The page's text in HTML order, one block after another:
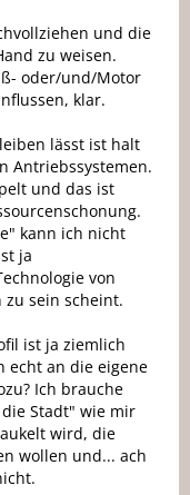
und die
zu weisen.
oder/und/Motor
klar.
lässt ist halt
Antriebssystemen.
und das ist
kann ich nicht
ja
von
zu sein scheint.
ist ja ziemlich
echt an die eigene
Ich brauche
Stadt" wie mir
wird, die
wollen und... ach